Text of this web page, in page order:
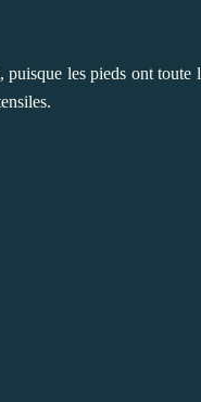
les pieds ont toute